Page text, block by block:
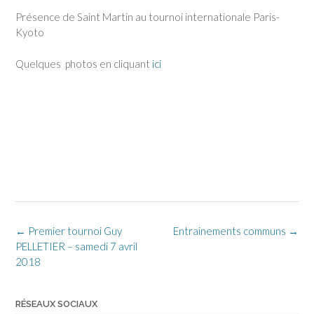
Présence de Saint Martin au tournoi internationale Paris-
Kyoto
Quelques photos en cliquant ici
Post
navigation
Entrainements communs →
← Premier tournoi Guy
PELLETIER – samedi 7 avril
2018
RÉSEAUX SOCIAUX